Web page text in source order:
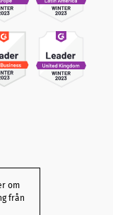
om
från